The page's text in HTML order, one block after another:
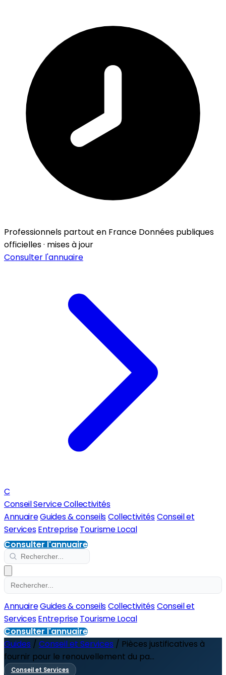
Professionnels partout en France Données publiques
officielles · mises à jour
Consulter l'annuaire
C
Conseil Service Collectivités
AnnuaireGuides & conseilsCollectivitésConseil et
ServicesEntreprise Tourisme Local
Consulter l'annuaire
AnnuaireGuides & conseilsCollectivitésConseil et
ServicesEntreprise Tourisme Local
Consulter l'annuaire
Guides / Conseil et Services / Pièces justificatives à
fournir pour le renouvellement du pa...
Conseil et Services